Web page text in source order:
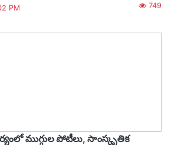
PM 749
ముగ్గుల పోటీలు, సాంస్కృతిక